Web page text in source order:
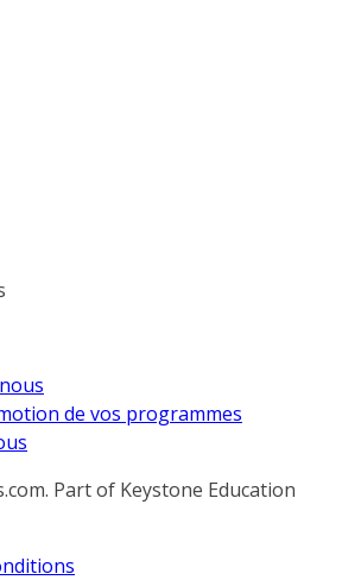
de vos programmes
Part of Keystone Education